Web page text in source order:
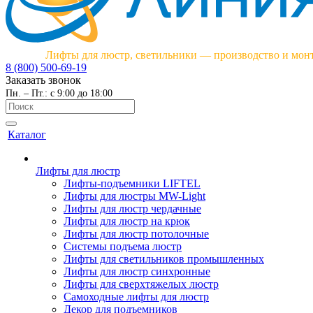
Лифты для люстр, светильники — производство и
8 (800) 500-69-19
Заказать звонок
Пн. – Пт.: с 9:00 до 18:00
Каталог
Лифты для люстр
Лифты-подъемники LIFTEL
Лифты для люстры MW-Light
Лифты для люстр чердачные
Лифты для люстр на крюк
Лифты для люстр потолочные
Системы подъема люстр
Лифты для светильников промышленных
Лифты для люстр синхронные
Лифты для сверхтяжелых люстр
Самоходные лифты для люстр
Декор для подъемников